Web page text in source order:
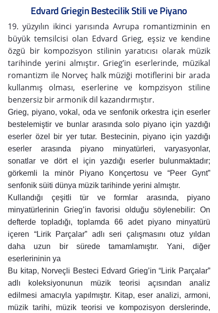
Edvard Griegin Bestecilik Stili ve Piyano
19. yüzyılın ikinci yarısında Avrupa romantizminin en
büyük temsilcisi olan Edvard Grieg, eşsiz ve kendine
özgü bir kompozisyon stilinin yaratıcısı olarak müzik
tarihinde yerini almıştır. Grieg’in eserlerinde, müzikal
romantizm ile Norveç halk müziği motiflerini bir arada
kullanmış olması, eserlerine ve kompzisyon stiline
benzersiz bir armonik dil kazandırmıştır.
Grieg, piyano, vokal, oda ve senfonik orkestra için eserler
bestelemiştir ve bunlar arasında solo piyano için yazdığı
eserler özel bir yer tutar. Bestecinin, piyano için yazdığı
eserler arasında piyano minyatürleri, varyasyonlar,
sonatlar ve dört el için yazdığı eserler bulunmaktadır;
görkemli la minör Piyano Konçertosu ve “Peer Gynt”
senfonik süiti dünya müzik tarihinde yerini almıştır.
Kullandığı çeşitli tür ve formlar arasında, piyano
minyatürlerinin Grieg’in favorisi olduğu söylenebilir: On
defterde topladığı, toplamda 66 adet piyano minyatürü
içeren “Lirik Parçalar” adlı seri çalışmasını otuz yıldan
daha uzun bir sürede tamamlamıştır. Yani, diğer
eserlerininin ya
Bu kitap, Norveçli Besteci Edvard Grieg’in “Lirik Parçalar”
adlı koleksiyonunun müzik teorisi açısından analiz
edilmesi amacıyla yapılmıştır. Kitap, eser analizi, armoni,
müzik tarihi, müzik teorisi ve kompozisyon derslerinde,